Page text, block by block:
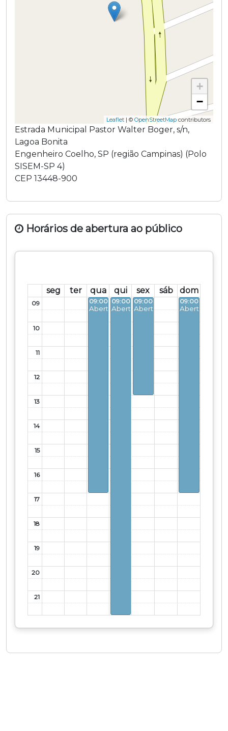
+
−
Leaflet | © OpenStreetMap contributors
Estrada Municipal Pastor Walter Boger, s/n,
Lagoa Bonita
Engenheiro Coelho, SP (região Campinas) (Polo
SISEM-SP 4)
CEP 13448-900
Horários de abertura ao público
seg ter qua qui sex sáb dom
09
10
11
12
13
14
15
16
17
18
19
20
21
09:00 - 17:00
Aberto
09:00 - 22:00
Aberto
09:00 - 13:00
Aberto
09:00 - 17:00
Aberto